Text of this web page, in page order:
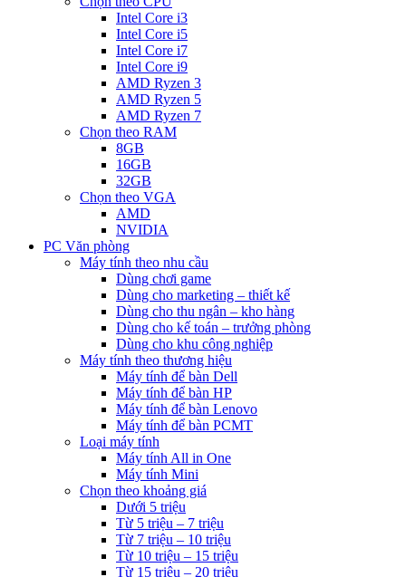
Intel Core i3
Intel Core i5
Intel Core i7
Intel Core i9
AMD Ryzen 3
AMD Ryzen 5
AMD Ryzen 7
Chọn theo RAM
8GB
16GB
32GB
Chọn theo VGA
AMD
NVIDIA
PC Văn phòng
Máy tính theo nhu cầu
Dùng chơi game
Dùng cho marketing – thiết kế
Dùng cho thu ngân – kho hàng
Dùng cho kế toán – trưởng phòng
Dùng cho khu công nghiệp
Máy tính theo thương hiệu
Máy tính để bàn Dell
Máy tính để bàn HP
Máy tính để bàn Lenovo
Máy tính để bàn PCMT
Loại máy tính
Máy tính All in One
Máy tính Mini
Chọn theo khoảng giá
Dưới 5 triệu
Từ 5 triệu – 7 triệu
Từ 7 triệu – 10 triệu
Từ 10 triệu – 15 triệu
Từ 15 triệu – 20 triệu